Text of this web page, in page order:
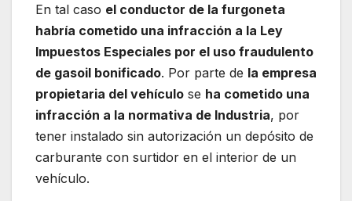
En tal caso el conductor de la furgoneta
habría cometido una infracción a la Ley
Impuestos Especiales por el uso fraudulento
de gasoil bonificado. Por parte de la empresa
propietaria del vehículo se ha cometido una
infracción a la normativa de Industria, por
tener instalado sin autorización un depósito de
carburante con surtidor en el interior de un
vehículo.